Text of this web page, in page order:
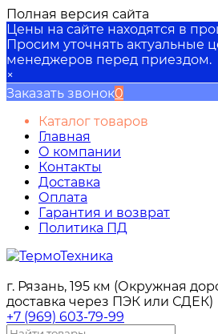
Полная версия сайта
Цены на сайте находятся в
Просим уточнять актуальные
менеджеров перед приездом.
×
Заказать звонок0
Каталог товаров
Главная
О компании
Контакты
Доставка
Оплата
Гарантия и возврат
Политика ПД
г. Рязань, 195 км (Окружная
доставка через ПЭК или СДЕК)
+7 (969) 603-79-99